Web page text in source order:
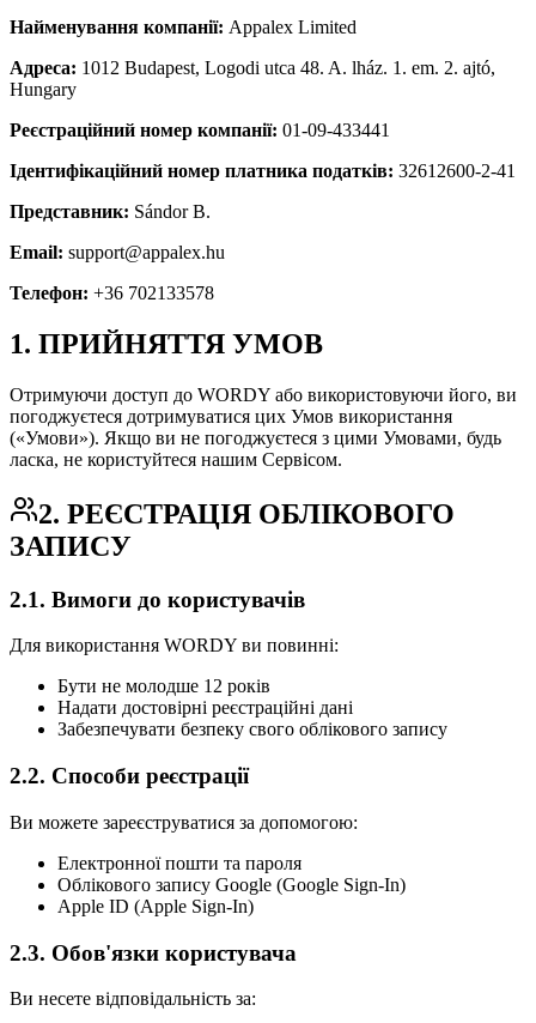
Найменування компанії: Appalex Limited
Адреса: 1012 Budapest, Logodi utca 48. A. lház. 1. em. 2. ajtó,
Hungary
Реєстраційний номер компанії: 01-09-433441
Ідентифікаційний номер платника податків: 32612600-2-41
Представник: Sándor B.
Email: support@appalex.hu
Телефон: +36 702133578
1. ПРИЙНЯТТЯ УМОВ
Отримуючи доступ до WORDY або використовуючи його, ви
погоджуєтеся дотримуватися цих Умов використання
(«Умови»). Якщо ви не погоджуєтеся з цими Умовами, будь
ласка, не користуйтеся нашим Сервісом.
2. РЕЄСТРАЦІЯ ОБЛІКОВОГО
ЗАПИСУ
2.1. Вимоги до користувачів
Для використання WORDY ви повинні:
Бути не молодше 12 років
Надати достовірні реєстраційні дані
Забезпечувати безпеку свого облікового запису
2.2. Способи реєстрації
Ви можете зареєструватися за допомогою:
Електронної пошти та пароля
Облікового запису Google (Google Sign-In)
Apple ID (Apple Sign-In)
2.3. Обов'язки користувача
Ви несете відповідальність за: